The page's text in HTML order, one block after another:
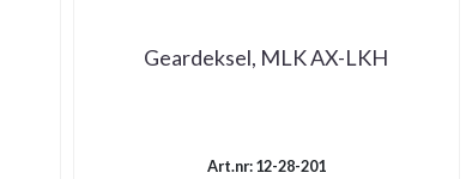
Geardeksel, MLK AX-LKH
Art.nr: 12-28-201